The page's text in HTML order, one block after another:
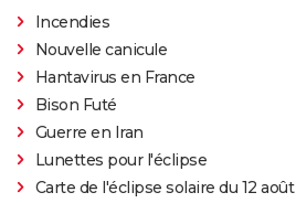
Incendies
Nouvelle canicule
Hantavirus en France
Bison Futé
Guerre en Iran
Lunettes pour l'éclipse
Carte de l'éclipse solaire du 12 août